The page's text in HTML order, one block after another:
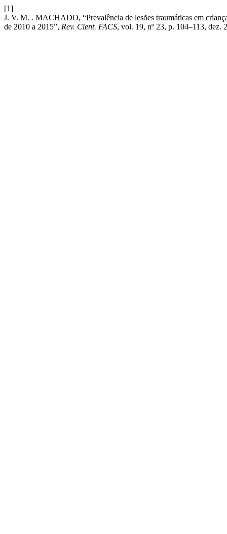
[1]
J. V. M. . MACHADO, “Prevalência de lesões traumáticas em
de 2010 a 2015”, Rev. Cient. FACS, vol. 19, nº 23, p. 104–113, dez.